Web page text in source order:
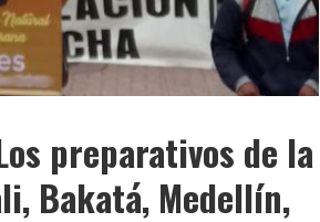
preparativos de la
Bakatá, Medellín,